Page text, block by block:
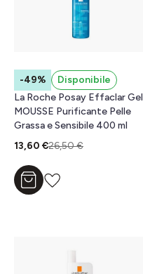
-49%
Disponibile
La Roche Posay Effaclar Gel
MOUSSE Purificante Pelle
Grassa e Sensibile 400 ml
13,60 €26,50 €
Aggiungi al carrello